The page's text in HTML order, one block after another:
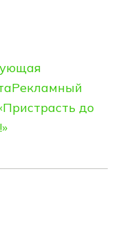
Рекламный
до